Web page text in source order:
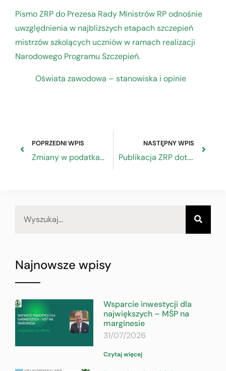
Pismo ZRP do Prezesa Rady Ministrów RP odnośnie
uwzględnienia w najbliższych etapach szczepień
mistrzów szkolących uczniów w ramach realizacji
Narodowego Programu Szczepień.
Oświata zawodowa – stanowiska i opinie
POPRZEDNI WPIS
Zmiany w podatkach – bezpłatne szkolenie online
NASTĘPNY WPIS
Publikacja ZRP dot. kształcenia zawodowego i kwalifikacji w rzemiośle
Najnowsze wpisy
Wsparcie inwestycji dla
największych – MŚP na
marginesie
31/07/2026
Czytaj więcej